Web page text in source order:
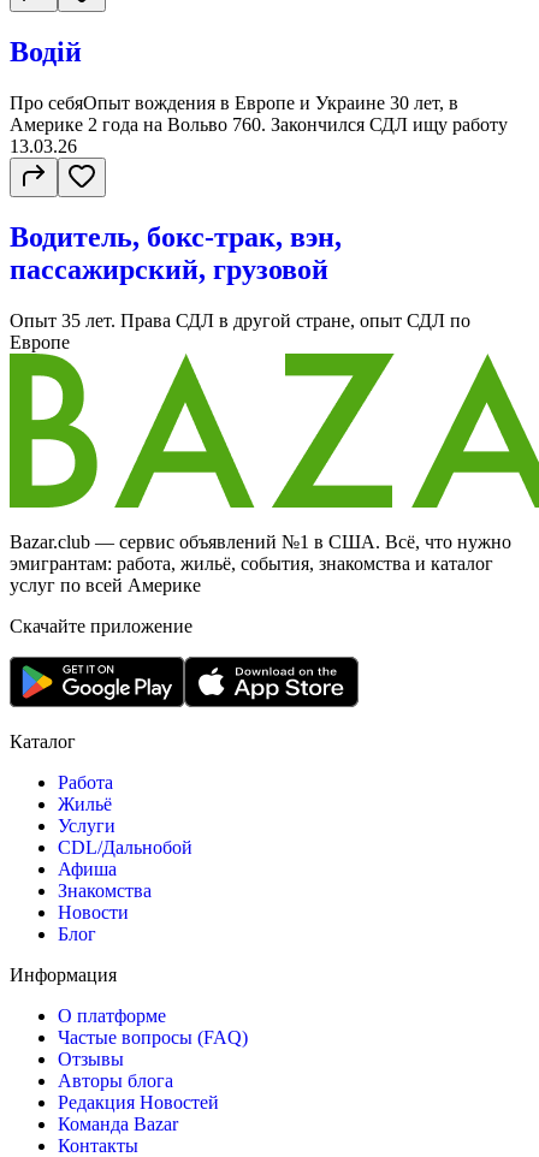
Водій
Про себяОпыт вождения в Европе и Украине 30 лет, в
Америке 2 года на Вольво 760. Закончился СДЛ ищу работу
13.03.26
Водитель, бокс-трак, вэн,
пассажирский, грузовой
Опыт 35 лет. Права СДЛ в другой стране, опыт СДЛ по
Европе
Bazar.club — сервис объявлений №1 в США. Всё, что нужно
эмигрантам: работа, жильё, события, знакомства и каталог
услуг по всей Америке
Скачайте приложение
Каталог
Работа
Жильё
Услуги
CDL/Дальнобой
Афиша
Знакомства
Новости
Блог
Информация
О платформе
Частые вопросы (FAQ)
Отзывы
Авторы блога
Редакция Новостей
Команда Bazar
Контакты